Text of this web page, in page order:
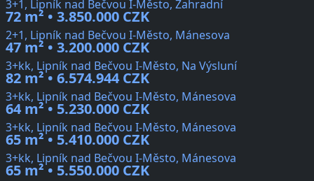
3+1, Lipník nad Bečvou I-Město, Zahradní
72 m² • 3.850.000 CZK
2+1, Lipník nad Bečvou I-Město, Mánesova
47 m² • 3.200.000 CZK
3+kk, Lipník nad Bečvou I-Město, Na Výsluní
82 m² • 6.574.944 CZK
3+kk, Lipník nad Bečvou I-Město, Mánesova
64 m² • 5.230.000 CZK
3+kk, Lipník nad Bečvou I-Město, Mánesova
65 m² • 5.410.000 CZK
3+kk, Lipník nad Bečvou I-Město, Mánesova
65 m² • 5.550.000 CZK